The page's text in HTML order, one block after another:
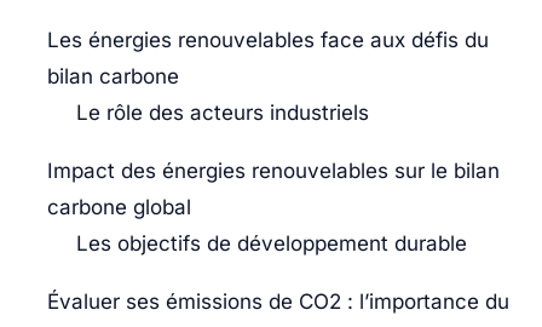
Les énergies renouvelables face aux défis du
bilan carbone
Le rôle des acteurs industriels
Impact des énergies renouvelables sur le bilan
carbone global
Les objectifs de développement durable
Évaluer ses émissions de CO2 : l’importance du